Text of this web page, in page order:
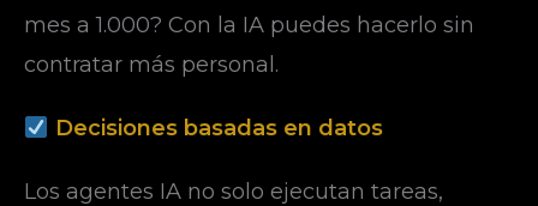
mes a 1.000? Con la IA puedes hacerlo sin
contratar más personal.
Decisiones basadas en datos
Los agentes IA no solo ejecutan tareas,